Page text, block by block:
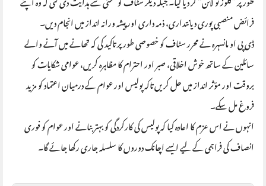
فرائض منصبی پوری دیانتداری، ذمہ داری اور پیشہ ورانہ انداز میں انجام دیں۔
ڈی پی او مانسہرہ نے محرر سٹاف کو خصوصی طور پر تاکید کی کہ تھانے میں آنے والے
سائلین کے ساتھ خوش اخلاقی، صبر اور احترام کا مظاہرہ کریں، عوامی شکایات کو
بروقت اور مؤثر انداز میں حل کریں تاکہ پولیس اور عوام کے درمیان اعتماد کو مزید
فروغ مل سکے۔
انہوں نے اس عزم کا اعادہ کیا کہ پولیس کی کارکردگی کو بہتر بنانے اور عوام کو فوری
انصاف کی فراہمی کے لیے ایسے اچانک دوروں کا سلسلہ جاری رکھا جائے گا۔